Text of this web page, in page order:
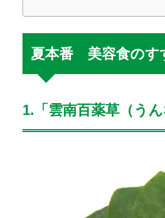
夏本番 美容食のす
1.「雲南百薬草（う